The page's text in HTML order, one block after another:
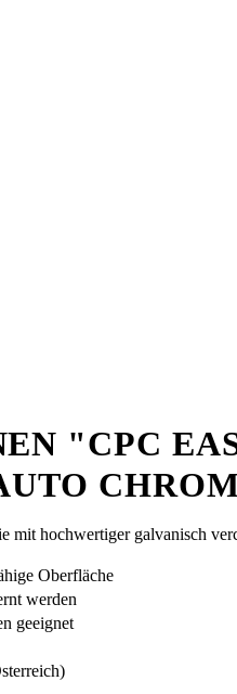
"CPC
hochwertiger galvanisch
Oberfläche
werden
geeignet